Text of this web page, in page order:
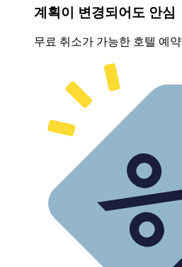
계획이 변경되어도 안심
무료 취소가 가능한 호텔 예약